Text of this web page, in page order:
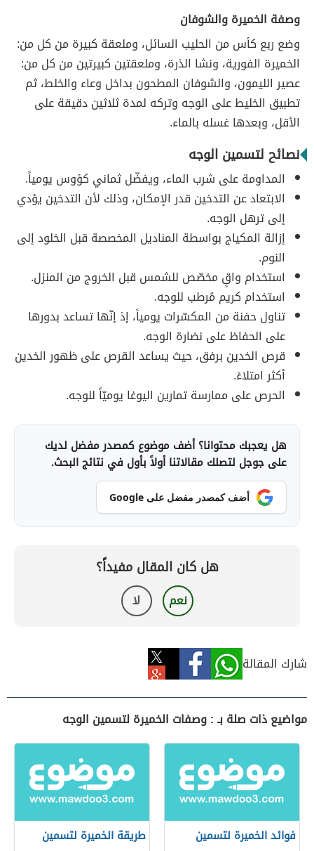
وصفة الخميرة والشوفان
وضع ربع كأس من الحليب السائل، وملعقة كبيرة من كل من:
الخميرة الفورية، ونشا الذرة، وملعقتين كبيرتين من كل من:
عصير الليمون، والشوفان المطحون بداخل وعاء والخلط، ثم
تطبيق الخليط على الوجه وتركه لمدة ثلاثين دقيقة على
الأقل، وبعدها غسله بالماء.
نصائح لتسمين الوجه
المداومة على شرب الماء، ويفضّل ثماني كؤوس يومياً.
الابتعاد عن التدخين قدر الإمكان، وذلك لأن التدخين يؤدي
إلى ترهل الوجه.
إزالة المكياج بواسطة المناديل المخصصة قبل الخلود إلى
النوم.
استخدام واقٍ مخصّص للشمس قبل الخروج من المنزل.
استخدام كريم مُرطب للوجه.
تناول حفنة من المكسّرات يومياً، إذ إنّها تساعد بدورها
على الحفاظ على نضارة الوجه.
قرص الخدين برفق، حيث يساعد القرص على ظهور الخدين
أكثر امتلاءً.
الحرص على ممارسة تمارين اليوغا يوميّاً للوجه.
هل يعجبك محتوانا؟ أضف موضوع كمصدر مفضل لديك
على جوجل لتصلك مقالاتنا أولاً بأول في نتائج البحث.
أضف كمصدر مفضل على Google
هل كان المقال مفيداً؟
نعم لا
شارك المقالة
مواضيع ذات صلة بـ : وصفات الخميرة لتسمين الوجه
فوائد الخميرة لتسمين
طريقة الخميرة لتسمين